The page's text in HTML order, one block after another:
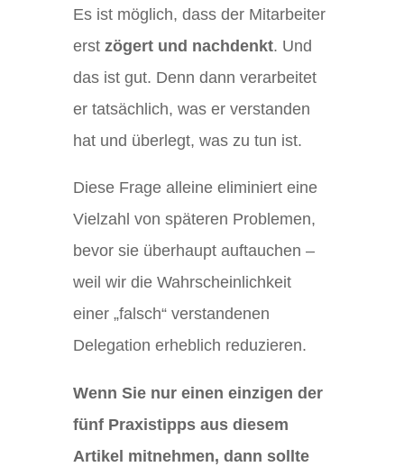
Es ist möglich, dass der Mitarbeiter
erst zögert und nachdenkt. Und
das ist gut. Denn dann verarbeitet
er tatsächlich, was er verstanden
hat und überlegt, was zu tun ist.
Diese Frage alleine eliminiert eine
Vielzahl von späteren Problemen,
bevor sie überhaupt auftauchen –
weil wir die Wahrscheinlichkeit
einer „falsch“ verstandenen
Delegation erheblich reduzieren.
Wenn Sie nur einen einzigen der
fünf Praxistipps aus diesem
Artikel mitnehmen, dann sollte